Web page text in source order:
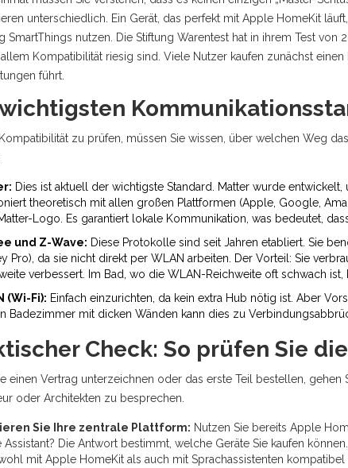
unterschiedlich. Ein Gerät, das perfekt mit Apple HomeKit
SmartThings nutzen. Die Stiftung Warentest hat in ihrem Test
Kompatibilität riesig sind. Viele Nutzer kaufen zunächst
führt.
zu prüfen, müssen Sie wissen, über welchen Weg
Dies ist aktuell der wichtigste Standard. Matter wurde
theoretisch mit allen großen Plattformen (Apple, Google,
Logo. Es garantiert lokale Kommunikation, was bedeutet,
und Z-Wave: Diese Protokolle sind seit Jahren etabliert. Sie
Pro), da sie nicht direkt per WLAN arbeiten. Der Vorteil: Sie
verbessert. Im Bad, wo die WLAN-Reichweite oft schwach
(Wi-Fi): Einfach einzurichten, da kein extra Hub nötig ist. Aber
Badezimmer mit dicken Wänden kann dies zu
Check: So prüfen Sie
einen Vertrag unterzeichnen oder das erste Teil bestellen,
oder Architekten zu besprechen.
Sie Ihre zentrale Plattform: Nutzen Sie bereits Apple
Assistant? Die Antwort bestimmt, welche Geräte Sie kaufen
mit Apple HomeKit als auch mit Sprachassistenten